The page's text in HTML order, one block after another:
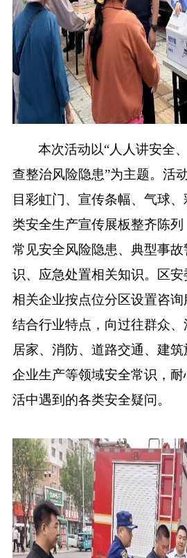
本次活动以“人人讲安全
查整治风险隐患”为主题。活
目彩虹门、宣传条幅、气球
类安全生产宣传展板整齐陈
常见安全风险隐患、典型事
识、应急处置相关知识。区安
相关企业按点位分区设置咨
结合行业特点，向过往群众
居家、消防、道路交通、建筑
企业生产等领域安全常识，
活中遇到的各类安全疑问。